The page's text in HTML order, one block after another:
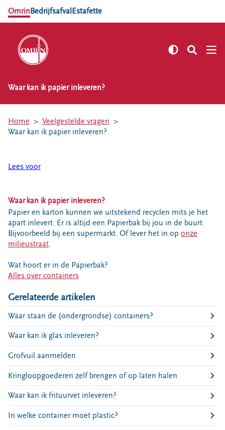
OmrinBedrijfsafval Estafette
NL EN
Afvalkalender
Milieustraten
Kringloopspullen
Afval aanmelden
Bouwcontainer huren
Nieuws
Over Omrin
Hier werken we aan
Ecopark De Wierde
Reststoffen Energie Centrale
Projecten
Contact
Storing, klacht of vraag
Klantenservice SYP
Waar kan ik papier inleveren?
Home
Veelgestelde vragen
Waar kan ik papier inleveren?
Lees voor
Waar kan ik papier inleveren?
Papier en karton kunnen we uitstekend recyclen mits je het
apart inlevert. Er is altijd een Papierbak bij jou in de buurt.
Bijvoorbeeld bij een supermarkt. Of lever het in op onze
milieustraat.
Wat hoort er in de Papierbak?
Alles over containers
Gerelateerde artikelen
Waar staan de (ondergrondse) containers?
Waar kan ik glas inleveren?
Grofvuil aanmelden
Kringloopgoederen zelf brengen of op laten halen
Waar kan ik frituurvet inleveren?
In welke container moet plastic?